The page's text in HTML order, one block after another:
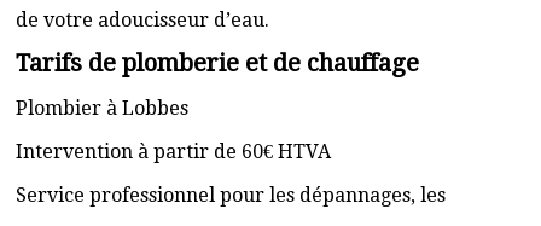
de votre adoucisseur d’eau.
Tarifs de plomberie et de chauffage
Plombier à Lobbes
Intervention à partir de 60€ HTVA
Service professionnel pour les dépannages, les